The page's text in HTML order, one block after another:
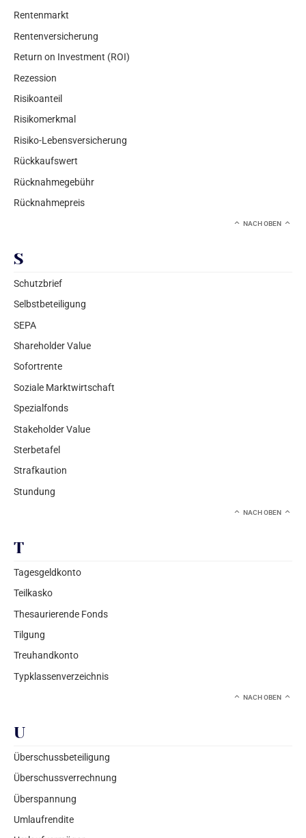
Rentenmarkt
Rentenversicherung
Return on Investment (ROI)
Rezession
Risikoanteil
Risikomerkmal
Risiko-Lebensversicherung
Rückkaufswert
Rücknahmegebühr
Rücknahmepreis
NACH OBEN
S
Schutzbrief
Selbstbeteiligung
SEPA
Shareholder Value
Sofortrente
Soziale Marktwirtschaft
Spezialfonds
Stakeholder Value
Sterbetafel
Strafkaution
Stundung
NACH OBEN
T
Tagesgeldkonto
Teilkasko
Thesaurierende Fonds
Tilgung
Treuhandkonto
Typklassenverzeichnis
NACH OBEN
U
Überschussbeteiligung
Überschussverrechnung
Überspannung
Umlaufrendite